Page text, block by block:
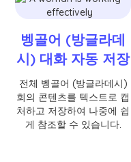
벵골어 (방글라데
시) 대화 자동 저장
전체 벵골어 (방글라데시)
회의 콘텐츠를 텍스트로 캡
처하고 저장하여 나중에 쉽
게 참조할 수 있습니다.